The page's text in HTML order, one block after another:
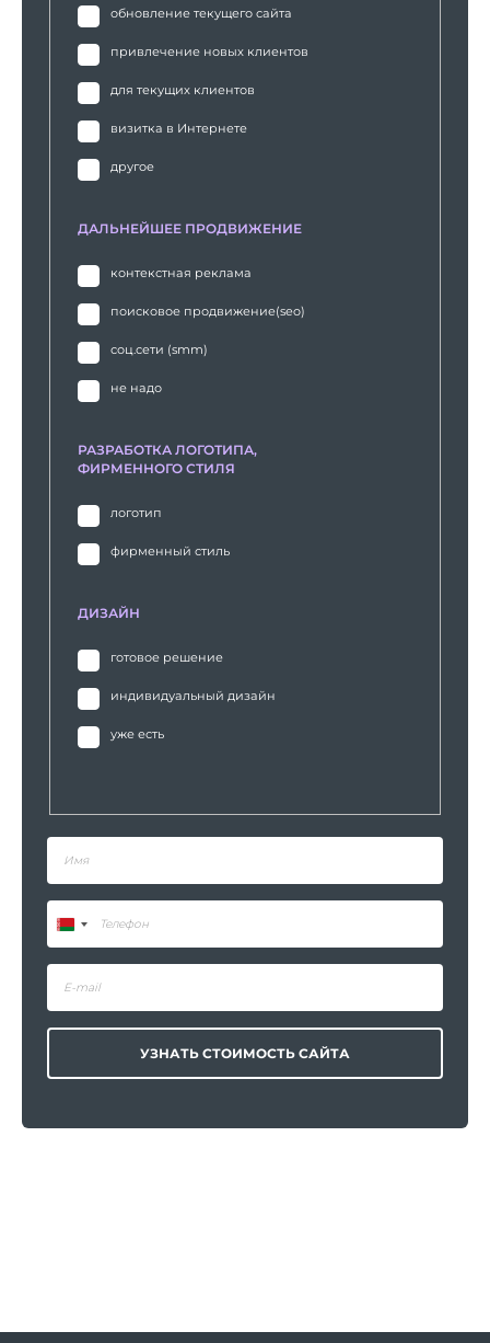
обновление текущего сайта
привлечение новых клиентов
для текущих клиентов
визитка в Интернете
другое
ДАЛЬНЕЙШЕЕ ПРОДВИЖЕНИЕ
контекстная реклама
поисковое продвижение(seo)
соц.сети (smm)
не надо
РАЗРАБОТКА ЛОГОТИПА,
ФИРМЕННОГО СТИЛЯ
логотип
фирменный стиль
ДИЗАЙН
готовое решение
индивидуальный дизайн
уже есть
УЗНАТЬ СТОИМОСТЬ САЙТА